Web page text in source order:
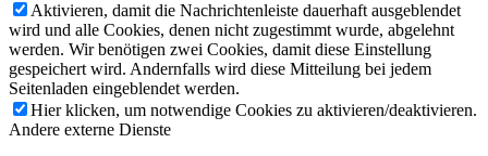
Aktivieren, damit die Nachrichtenleiste dauerhaft ausgeblendet
wird und alle Cookies, denen nicht zugestimmt wurde, abgelehnt
werden. Wir benötigen zwei Cookies, damit diese Einstellung
gespeichert wird. Andernfalls wird diese Mitteilung bei jedem
Seitenladen eingeblendet werden.
Hier klicken, um notwendige Cookies zu aktivieren/deaktivieren.
Andere externe Dienste